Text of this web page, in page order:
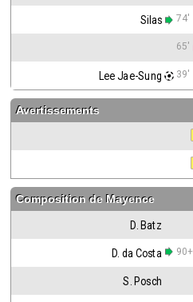
Silas 74'
65'
Lee Jae-Sung 39'
Avertissements
Composition de Mayence
D. Batz
D. da Costa
S. Posch